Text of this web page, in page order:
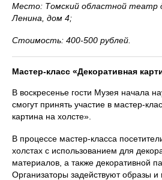
Место: Томский областной театр
Ленина, дом 4;
Стоимость: 400-500 рублей.
Мастер-класс «Декоративная
В воскресенье гости Музея начала
смогут принять участие в мастер-
картина на холсте».
В процессе мастер-класса
холстах с использованием для
материалов, а также декоративной
Организаторы задействуют образы